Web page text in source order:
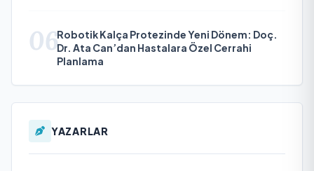
06Robotik Kalça Protezinde Yeni Dönem: Doç.
Dr. Ata Can’dan Hastalara Özel Cerrahi
Planlama
YAZARLAR